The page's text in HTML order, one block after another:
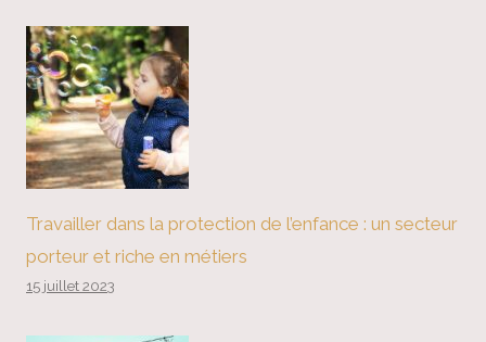
Travailler dans la protection de l’enfance : un secteur
porteur et riche en métiers
15 juillet 2023